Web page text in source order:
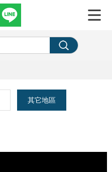
其它地區